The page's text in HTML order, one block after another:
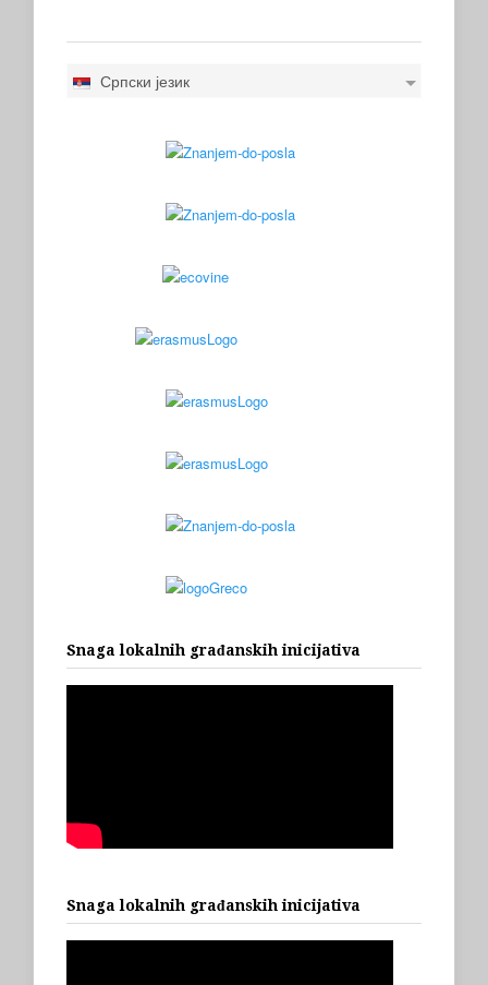
Српски језик
Snaga lokalnih građanskih inicijativa
Snaga lokalnih građanskih inicijativa